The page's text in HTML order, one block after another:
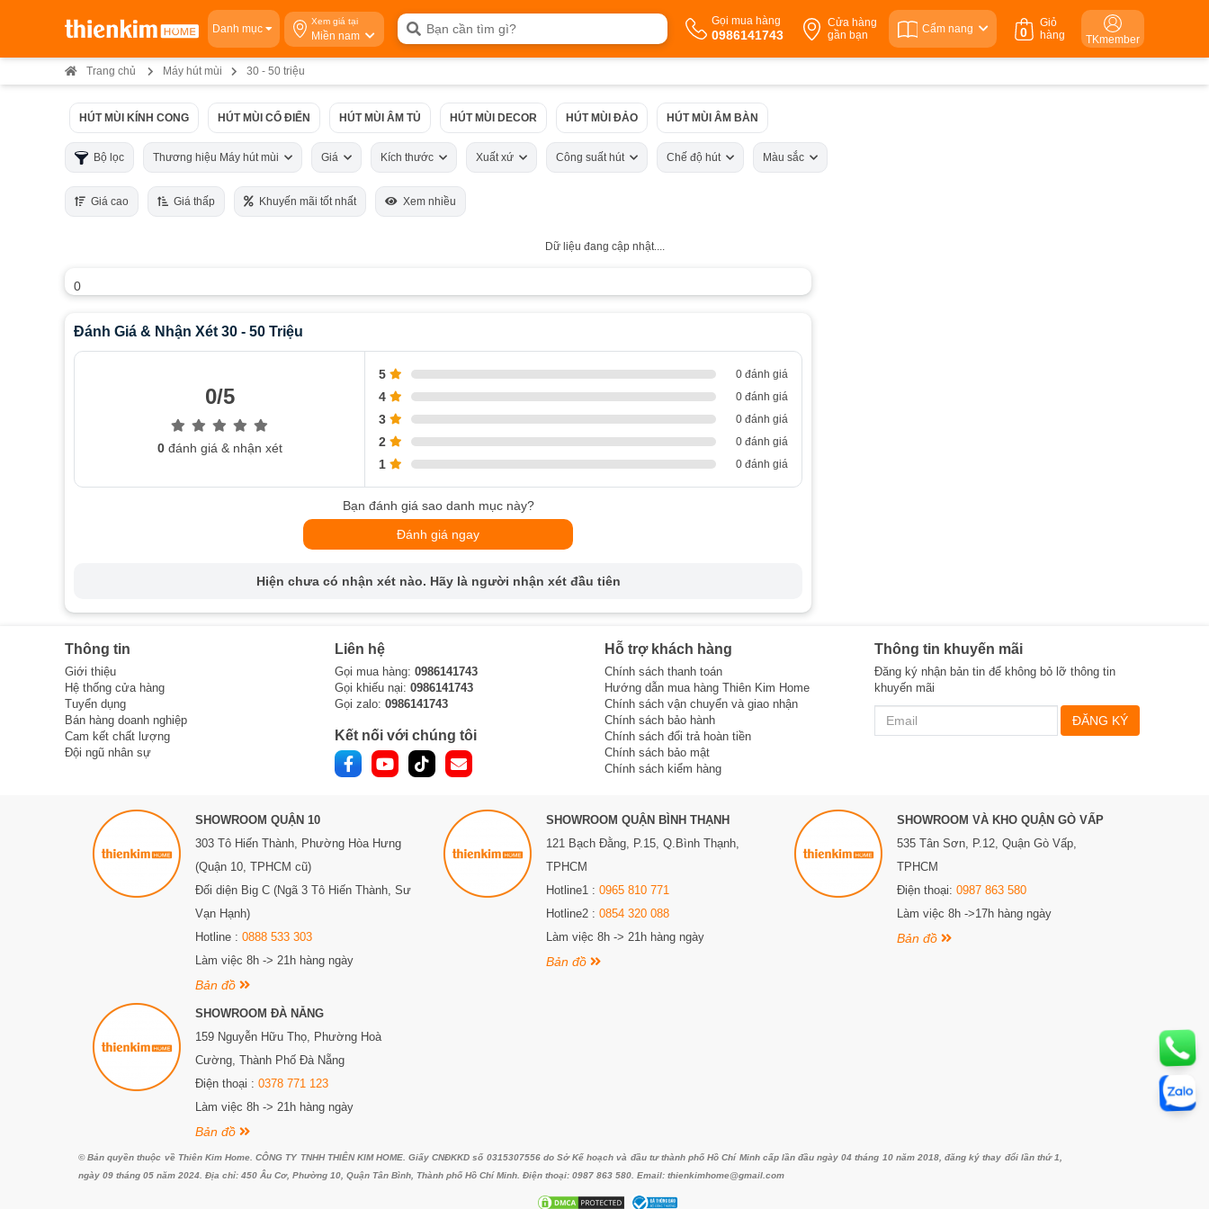
Danh mục
Xem giá tại
Miền nam
Gọi mua hàng
0986141743
Cửa hàng
gần bạn
Cẩm nang
Giỏ
hàng
0 TKmember
Trang chủ Máy hút mùi 30 - 50 triệu
HÚT MÙI KÍNH CONG HÚT MÙI CỔ ĐIỂN HÚT MÙI ÂM TỦ HÚT MÙI DECOR HÚT MÙI ĐẢO HÚT MÙI ÂM BÀN
Bộ lọc Thương hiệu Máy hút mùi Giá Kích thước Xuất xứ Công suất hút Chế độ hút Màu sắc
Giá cao Giá thấp Khuyến mãi tốt nhất Xem nhiều
Dữ liệu đang cập nhật....
0
Đánh Giá & Nhận Xét 30 - 50 Triệu
0/5
0đánh giá & nhận xét
5 0 đánh giá
4 0 đánh giá
3 0 đánh giá
2 0 đánh giá
1 0 đánh giá
Bạn đánh giá sao danh mục này?
Đánh giá ngay
Hiện chưa có nhận xét nào. Hãy là người nhận xét đầu tiên
Thông tin
Giới thiệu
Hệ thống cửa hàng
Tuyển dụng
Bán hàng doanh nghiệp
Cam kết chất lượng
Đội ngũ nhân sự
Liên hệ
Gọi mua hàng: 0986141743
Gọi khiếu nại: 0986141743
Gọi zalo: 0986141743
Kết nối với chúng tôi
Hỗ trợ khách hàng
Chính sách thanh toán
Hướng dẫn mua hàng Thiên Kim Home
Chính sách vận chuyển và giao nhận
Chính sách bảo hành
Chính sách đổi trả hoàn tiền
Chính sách bảo mật
Chính sách kiểm hàng
Thông tin khuyến mãi
Đăng ký nhận bản tin để không bỏ lỡ thông tin
khuyến mãi
ĐĂNG KÝ
SHOWROOM QUẬN 10
303 Tô Hiến Thành, Phường Hòa Hưng
(Quận 10, TPHCM cũ)
Đối diện Big C (Ngã 3 Tô Hiến Thành, Sư
Vạn Hạnh)
Hotline : 0888 533 303
Làm việc 8h -> 21h hàng ngày
Bản đồ
SHOWROOM QUẬN BÌNH THẠNH
121 Bạch Đằng, P.15, Q.Bình Thạnh,
TPHCM
Hotline1 : 0965 810 771
Hotline2 : 0854 320 088
Làm việc 8h -> 21h hàng ngày
Bản đồ
SHOWROOM VÀ KHO QUẬN GÒ VẤP
535 Tân Sơn, P.12, Quận Gò Vấp,
TPHCM
Điện thoại: 0987 863 580
Làm việc 8h ->17h hàng ngày
Bản đồ
SHOWROOM ĐÀ NẴNG
159 Nguyễn Hữu Thọ, Phường Hoà
Cường, Thành Phố Đà Nẵng
Điện thoại : 0378 771 123
Làm việc 8h -> 21h hàng ngày
Bản đồ
© Bản quyền thuộc về Thiên Kim Home. CÔNG TY TNHH THIÊN KIM HOME. Giấy CNĐKKD số 0315307556 do Sở Kế hoạch và đầu tư thành phố Hồ Chí Minh cấp lần đầu ngày 04 tháng 10 năm 2018, đăng ký thay đổi lần thứ 1,
ngày 09 tháng 05 năm 2024. Địa chỉ: 450 Âu Cơ, Phường 10, Quận Tân Bình, Thành phố Hồ Chí Minh. Điện thoại: 0987 863 580. Email: thienkimhome@gmail.com